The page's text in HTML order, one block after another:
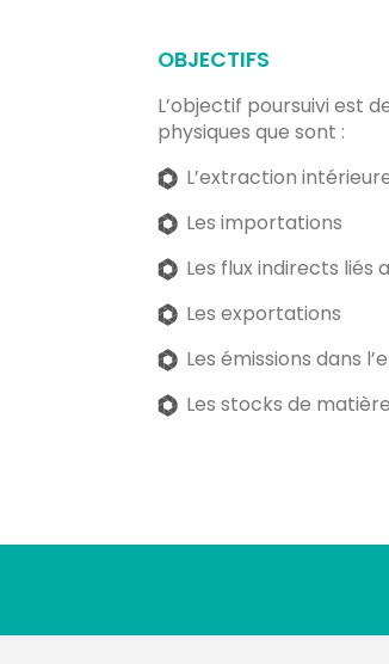
OBJECTIFS
L’objectif poursuivi est
physiques que sont :
L’extraction
Les importations
Les flux indirects liés
Les exportations
Les émissions dans
Les stocks de